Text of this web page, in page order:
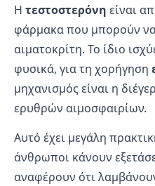
Η τεστοστερόνη είναι
φάρμακα που μπορούν
αιματοκρίτη. Το ίδιο
φυσικά, για τη χορήγηση
μηχανισμός είναι η
ερυθρών αιμοσφαιρίων.
Αυτό έχει μεγάλη
άνθρωποι κάνουν
αναφέρουν ότι